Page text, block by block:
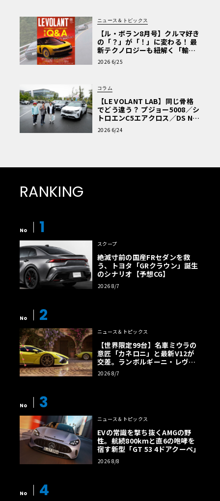
ニュース＆トピックス
【ル・ボラン8月号】クルマ好き
の「？」が「！」に変わる！ 最
新テクノロジーも紐解く「輸入
車Q&A」
2026 6/25
コラム
【LE VOLANT LAB】同じ骨格
でどう違う？ プジョー5008／シ
トロエンC5エアクロス／DS Nº4
読者一気乗りレポート
2026 6/24
RANKING
No 1
スクープ
絶滅寸前の国産FRセダンを救
う、トヨタ「GRクラウン」誕生
のシナリオ【予想CG】
2026 8/7
No 2
ニュース＆トピックス
【世界限定99台】名車ミウラの
意匠「カネロニ」と最新V12が
交差。ランボルギーニ・レヴエ
ルトに60周年記念車が登場
2026 8/7
No 3
ニュース＆トピックス
EVの常識を撃ち抜くAMGの野
性。航続800kmと直6の咆哮を
宿す新型「GT 53 4ドアクーペ」
2026 8/8
No 4